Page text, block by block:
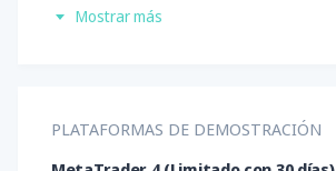
Neteller
Mostrar más
PLATAFORMAS DE DEMOSTRACIÓN